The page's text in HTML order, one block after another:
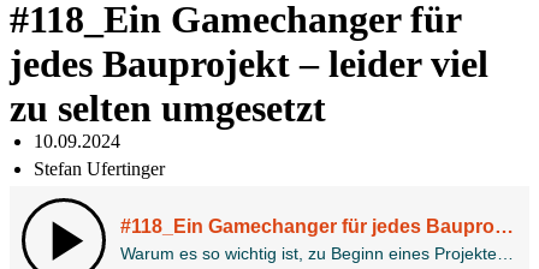
#118_Ein Gamechanger für
jedes Bauprojekt – leider viel
zu selten umgesetzt
10.09.2024
Stefan Ufertinger